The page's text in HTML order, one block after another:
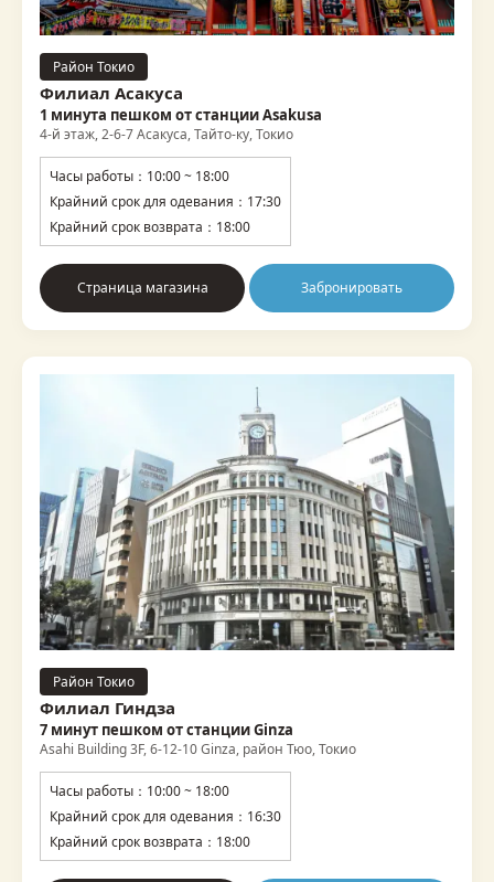
Район Токио
Филиал Асакуса
1 минута пешком от станции Asakusa
4-й этаж, 2-6-7 Асакуса, Тайто-ку, Токио
Часы работы：10:00 ~ 18:00
Крайний срок для одевания：17:30
Крайний срок возврата：18:00
Страница магазина Забронировать
Район Токио
Филиал Гиндза
7 минут пешком от станции Ginza
Asahi Building 3F, 6-12-10 Ginza, район Тюо, Токио
Часы работы：10:00 ~ 18:00
Крайний срок для одевания：16:30
Крайний срок возврата：18:00